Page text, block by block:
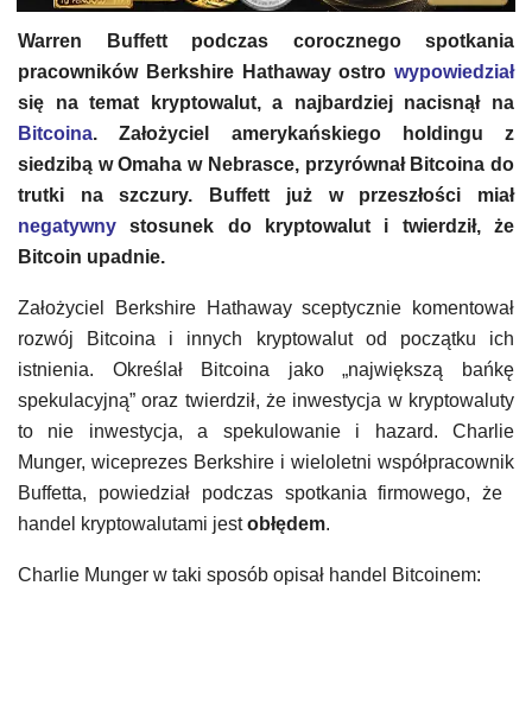
Warren Buffett podczas corocznego spotkania
pracowników Berkshire Hathaway ostro wypowiedział
się na temat kryptowalut, a najbardziej nacisnął na
Bitcoina. Założyciel amerykańskiego holdingu z
siedzibą w Omaha w Nebrasce, przyrównał Bitcoina do
trutki na szczury. Buffett już w przeszłości miał
negatywny stosunek do kryptowalut i twierdził, że
Bitcoin upadnie.
Założyciel Berkshire Hathaway sceptycznie komentował
rozwój Bitcoina i innych kryptowalut od początku ich
istnienia. Określał Bitcoina jako „największą bańkę
spekulacyjną” oraz twierdził, że inwestycja w kryptowaluty
to nie inwestycja, a spekulowanie i hazard. Charlie
Munger, wiceprezes Berkshire i wieloletni współpracownik
Buffetta, powiedział podczas spotkania firmowego, że ​​
handel kryptowalutami jestobłędem.
Charlie Munger w taki sposób opisał handel Bitcoinem: